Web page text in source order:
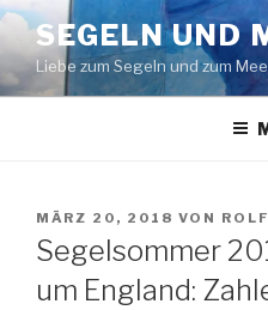
Zum
Inhalt
springen
SEGELN UND
Liebe zum Segeln und zum
VERÖFFENTLICHT
AM
MÄRZ 20, 2018 VON
Segelsommer
um England: